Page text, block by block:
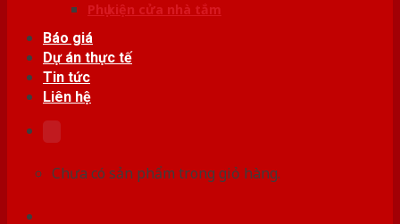
Phụ kiện cửa nhà tắm
Báo giá
Dự án thực tế
Tin tức
Liên hệ
Chưa có sản phẩm trong giỏ hàng.